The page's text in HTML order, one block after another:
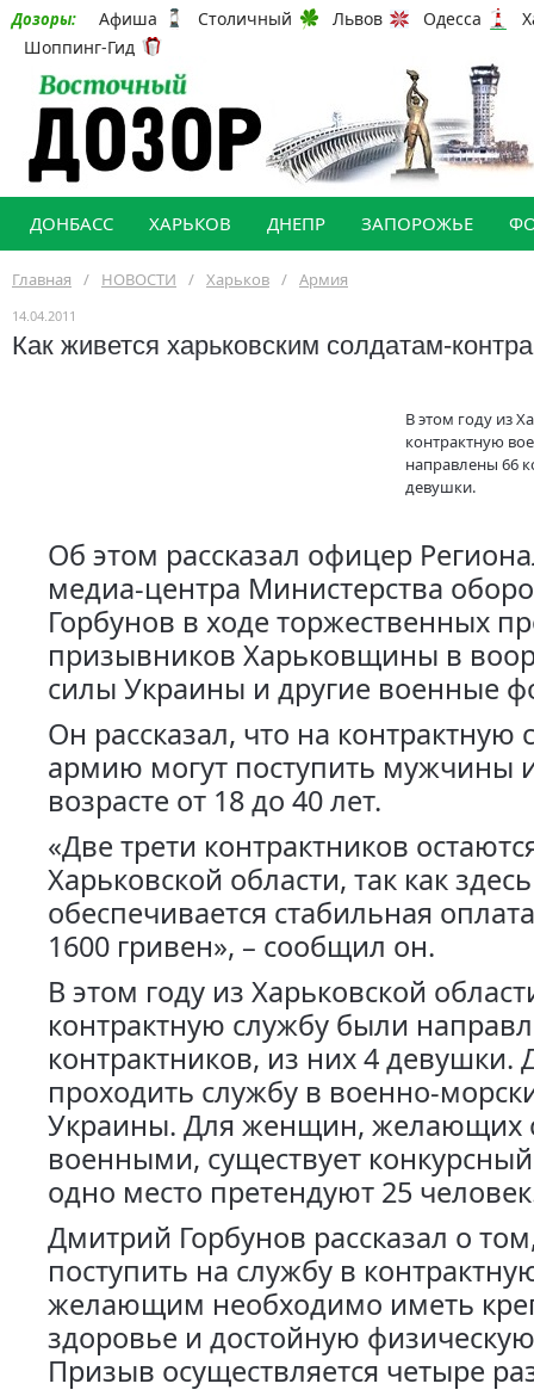
Дозоры: Афиша Столичный Львов Одесса
Шоппинг-Гид
ДОНБАСС ХАРЬКОВ ДНЕПР ЗАПОРОЖЬЕ
Главная / НОВОСТИ / Харьков / Армия
14.04.2011
Как живется харьковским солдатам-
В этом году из
контрактную
направлены 66
девушки.
Об этом рассказал офицер
медиа-центра Министерства
Горбунов в ходе торжественных
призывников Харьковщины в
силы Украины и другие военные
Он рассказал, что на контрактную
армию могут поступить
возрасте от 18 до 40 лет.
«Две трети контрактников
Харьковской области, так как
обеспечивается стабильная
1600 гривен», – сообщил он.
В этом году из Харьковской
контрактную службу были
контрактников, из них 4 девушки.
проходить службу в военно-
Украины. Для женщин, желающих
военными, существует
одно место претендуют 25
Дмитрий Горбунов рассказал о
поступить на службу в
желающим необходимо иметь
здоровье и достойную
Призыв осуществляется четыре